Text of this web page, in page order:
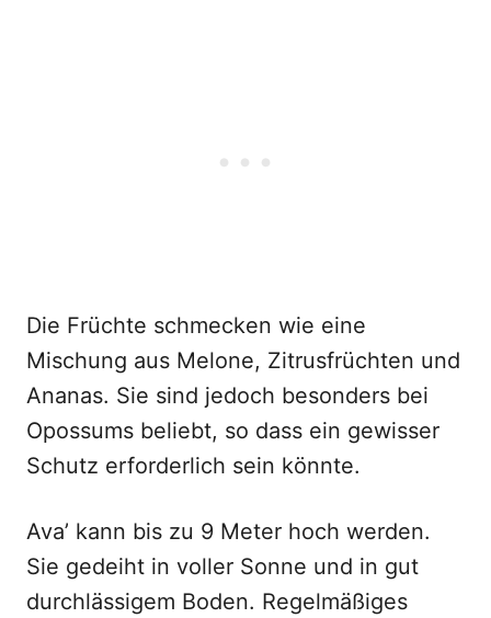
Die Früchte schmecken wie eine
Mischung aus Melone, Zitrusfrüchten und
Ananas. Sie sind jedoch besonders bei
Opossums beliebt, so dass ein gewisser
Schutz erforderlich sein könnte.
Ava’ kann bis zu 9 Meter hoch werden.
Sie gedeiht in voller Sonne und in gut
durchlässigem Boden. Regelmäßiges